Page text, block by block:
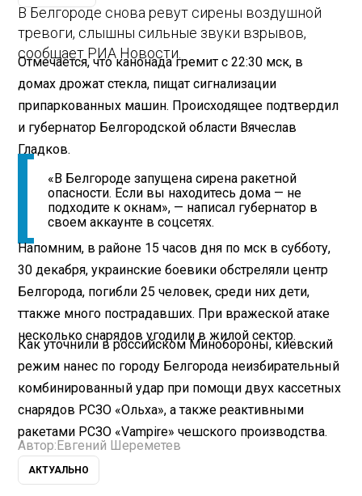
В Белгороде снова ревут сирены воздушной
тревоги, слышны сильные звуки взрывов,
сообщает РИА Новости.
Отмечается, что канонада гремит с 22:30 мск, в
домах дрожат стекла, пищат сигнализации
припаркованных машин. Происходящее подтвердил
и губернатор Белгородской области Вячеслав
Гладков.
«В Белгороде запущена сирена ракетной
опасности. Если вы находитесь дома — не
подходите к окнам», — написал губернатор в
своем аккаунте в соцсетях.
Напомним, в районе 15 часов дня по мск в субботу,
30 декабря, украинские боевики обстреляли центр
Белгорода, погибли 25 человек, среди них дети,
ттакже много пострадавших. При вражеской атаке
несколько снарядов угодили в жилой сектор.
Как уточнили в российском Минобороны, киевский
режим нанес по городу Белгорода неизбирательный
комбинированный удар при помощи двух кассетных
снарядов РСЗО «Ольха», а также реактивными
ракетами РСЗО «Vampire» чешского производства.
Автор: Евгений Шереметев
АКТУАЛЬНО